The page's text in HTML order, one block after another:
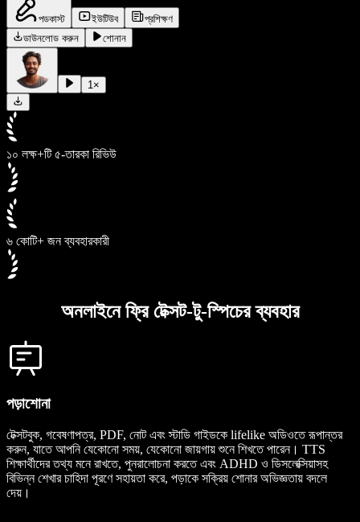
পডকাস্ট ইউটিউব
প্রশিক্ষণ
ডাউনলোড করুন
শোনান
1 ×
১০ লক্ষ+টি ৫-তারকা রিভিউ
৬ কোটি+ জন ব্যবহারকারী
অনলাইনে ফ্রি টেক্সট-টু-স্পিচের ব্যবহার
পড়াশোনা
টেক্সটবুক, গবেষণাপত্র, PDF, নোট এবং স্টাডি গাইডকে lifelike অডিওতে রূপান্তর
করুন, যাতে আপনি যেকোনো সময়, যেকোনো জায়গায় শুনে শিখতে পারেন। TTS
শিক্ষার্থীদের তথ্য মনে রাখতে, পুনরালোচনা করতে এবং ADHD ও ডিসলেক্সিয়াসহ
বিভিন্ন শেখার চাহিদা পূরণে সহায়তা করে, পড়াকে সক্রিয় শোনার অভিজ্ঞতায় বদলে
দেয়।